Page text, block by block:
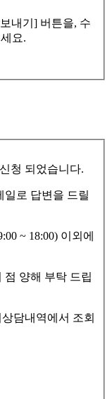
내기] 버튼을, 수
요.
청 되었습니다.
일로 답변을 드릴
~ 18:00) 이외에
점 양해 부탁 드립
담내역에서 조회